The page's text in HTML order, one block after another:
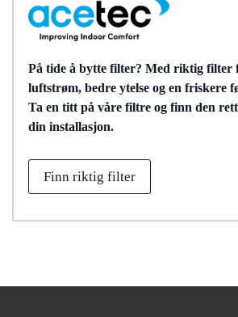
På tide å bytte filter? Med riktig filter
luftstrøm, bedre ytelse og en friskere
Ta en titt på våre filtre og finn den
din installasjon.
Finn riktig filter